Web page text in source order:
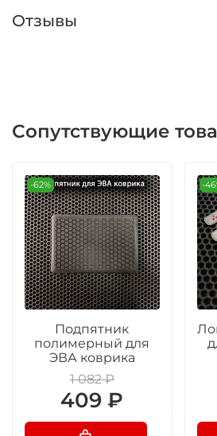
Отзывы
Сопутствующие
-62%
Подпятник
полимерный для
ЭВА коврика
1 082 ₽
409 ₽
-